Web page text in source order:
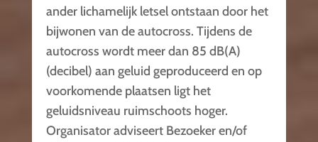
ander lichamelijk letsel ontstaan door het
bijwonen van de autocross. Tijdens de
autocross wordt meer dan 85 dB(A)
(decibel) aan geluid geproduceerd en op
voorkomende plaatsen ligt het
geluidsniveau ruimschoots hoger.
Organisator adviseert Bezoeker en/of